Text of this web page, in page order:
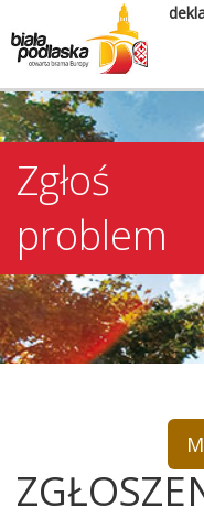
Zgłoś
problem